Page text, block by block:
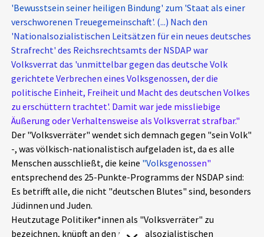
Alle Beiträge
Veranstaltungen
Pressemitteilungen
Podcasts
Über uns
Projektbeschreibung
Kontakt
Unterstützer_innen
Spenden
chronik.LE in der Presse
'Bewusstsein seiner heiligen Bindung' zum 'Staat als einer
verschworenen Treuegemeinschaft'. (...) Nach den
'Nationalsozialistischen Leitsätzen für ein neues deutsches
Strafrecht' des Reichsrechtsamts der NSDAP war
Volksverrat das 'unmittelbar gegen das deutsche Volk
gerichtete Verbrechen eines Volksgenossen, der die
politische Einheit, Freiheit und Macht des deutschen Volkes
zu erschüttern trachtet'. Damit war jede missliebige
Äußerung oder Verhaltensweise als Volksverrat strafbar."
Der "Volksverräter" wendet sich demnach gegen "sein Volk"
-, was völkisch-nationalistisch aufgeladen ist, da es alle
Menschen ausschließt, die keine "Volksgenossen"
entsprechend des 25-Punkte-Programms der NSDAP sind:
Es betrifft alle, die nicht "deutschen Blutes" sind, besonders
Jüdinnen und Juden.
Heutzutage Politiker*innen als "Volksverräter" zu
bezeichnen, knüpft an den nationalsozialistischen